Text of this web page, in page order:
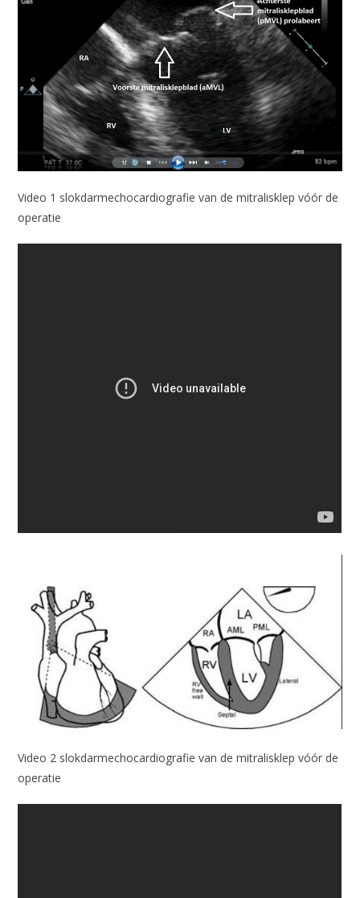
Video 1 slokdarmechocardiografie van de mitralisklep vóór de
operatie
Video 2 slokdarmechocardiografie van de mitralisklep vóór de
operatie